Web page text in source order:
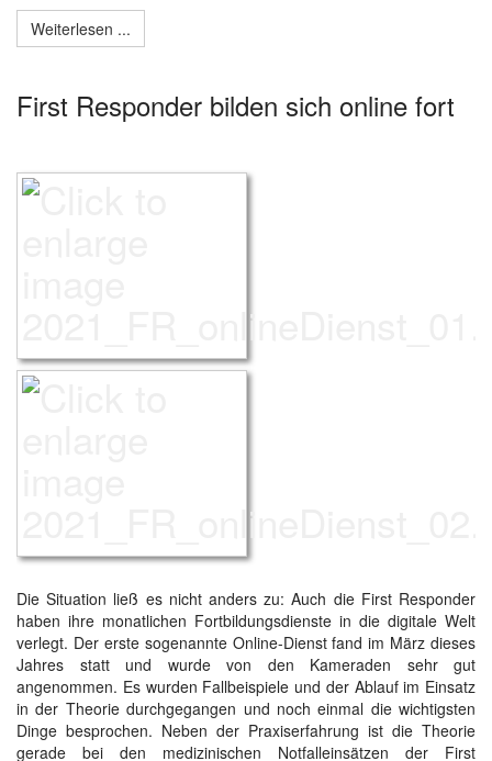
Weiterlesen ...
First Responder bilden sich online fort
Die Situation ließ es nicht anders zu: Auch die First Responder
haben ihre monatlichen Fortbildungsdienste in die digitale Welt
verlegt. Der erste sogenannte Online-Dienst fand im März dieses
Jahres statt und wurde von den Kameraden sehr gut
angenommen. Es wurden Fallbeispiele und der Ablauf im Einsatz
in der Theorie durchgegangen und noch einmal die wichtigsten
Dinge besprochen. Neben der Praxiserfahrung ist die Theorie
gerade bei den medizinischen Notfalleinsätzen der First